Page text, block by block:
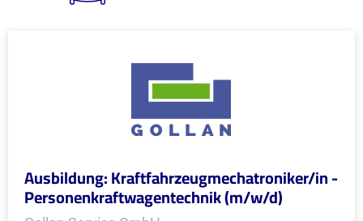
Ausbildung: Kraftfahrzeugmechatroniker/in -
Personenkraftwagentechnik (m/w/d)